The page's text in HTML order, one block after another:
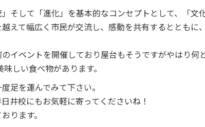
」そして「進化」を基本的なコンセプトとして、「文
えて幅広く市民が交流し、感動を共有するとともに
イベントを開催しており屋台もそうですがやはり何
しい食べ物があります。
足を運んでみて下さい。
井校にもお気軽に寄ってくださいね！
ります。